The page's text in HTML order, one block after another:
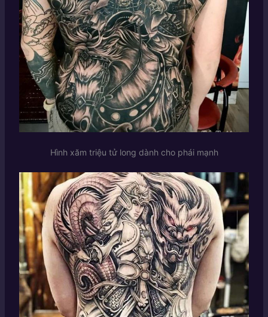
Hình xăm triệu tử long dành cho phái mạnh